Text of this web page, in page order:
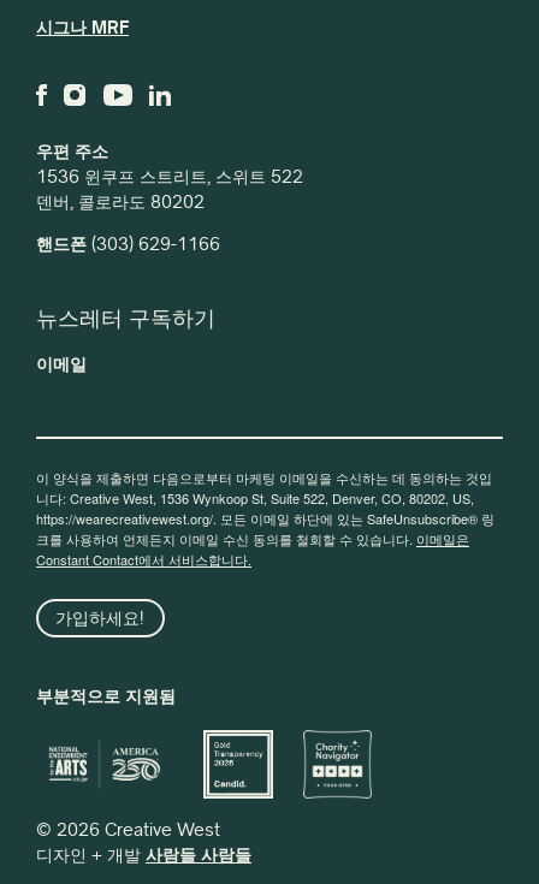
우편 주소
1536 윈쿠프 스트리트, 스위트 522
덴버, 콜로라도 80202
핸드폰 (303) 629-1166
시그나 MRF
뉴스레터 구독하기
이메일
이 양식을 제출하면 다음으로부터 마케팅 이메일을 수신하는 데 동의하는 것입
니다: Creative West, 1536 Wynkoop St, Suite 522, Denver, CO, 80202, US,
https://wearecreativewest.org/. 모든 이메일 하단에 있는 SafeUnsubscribe® 링
크를 사용하여 언제든지 이메일 수신 동의를 철회할 수 있습니다. 이메일은
Constant Contact에서 서비스합니다.
가입하세요!
부분적으로 지원됨
© 2026 Creative West
디자인 + 개발 사람들 사람들